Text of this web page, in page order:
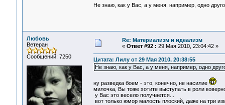
Не знаю, как у Вас, а у меня, например, одно
Любовь
Ветеран
Сообщений: 7250
Re: Материализм и идеализм
« Ответ #92 : 29 Мая 2010, 23:04:42 »
Цитата: Лилу от 29 Мая 2010, 20:38:55
Не знаю, как у Вас, а у меня, например, одно
ну разведка боем - это, конечно, не насилие
милочка, Вы тоже хотите выступать в роли
у Вас это весело получается...
вот только юмор малость плоский, даже на три